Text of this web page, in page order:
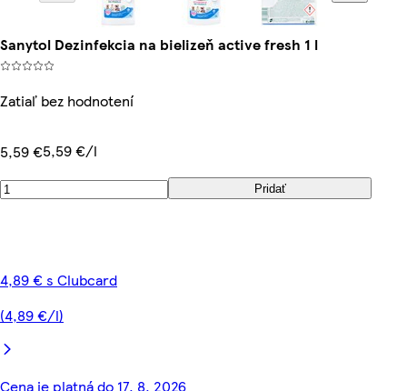
Sanytol Dezinfekcia na bielizeň active fresh 1 l
Zatiaľ bez hodnotení
5,59 €5,59 €/l
Pridať
4,89 € s Clubcard
(4,89 €/l)
Cena je platná do 17. 8. 2026